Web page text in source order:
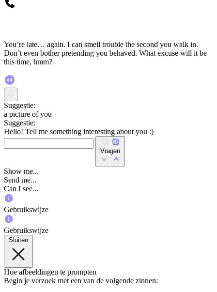
You’re late… again. I can smell trouble the second you walk in.
Don’t even bother pretending you behaved. What excuse will it be
this time, hmm?
Suggestie:
a picture of you
Suggestie:
Hello! Tell me something interesting about you :)
Vragen
Show me...
Send me...
Can I see...
Gebruikswijze
Gebruikswijze
Sluiten
Hoe afbeeldingen te prompten
Begin je verzoek met een van de volgende zinnen: